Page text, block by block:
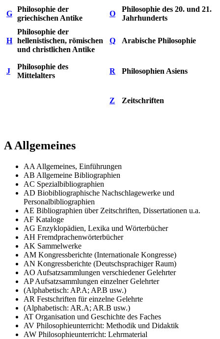
G
Philosophie der
griechischen Antike
O
Philosophie des 20. und 21.
Jahrhunderts
H
Philosophie der
hellenistischen, römischen
und christlichen Antike
Q Arabische Philosophie
J
Philosophie des
Mittelalters
R Philosophien Asiens
Z Zeitschriften
A Allgemeines
AA Allgemeines, Einführungen
AB Allgemeine Bibliographien
AC Spezialbibliographien
AD Biobibliographische Nachschlagewerke und
Personalbibliographien
AE Bibliographien über Zeitschriften, Dissertationen u.a.
AF Kataloge
AG Enzyklopädien, Lexika und Wörterbücher
AH Fremdprachenwörterbücher
AK Sammelwerke
AM Kongressberichte (Internationale Kongresse)
AN Kongressberichte (Deutschsprachiger Raum)
AO Aufsatzsammlungen verschiedener Gelehrter
AP Aufsatzsammlungen einzelner Gelehrter
(Alphabetisch: AP.A; AP.B usw.)
AR Festschriften für einzelne Gelehrte
(Alphabetisch: AR.A; AR.B usw.)
AT Organisation und Geschichte des Faches
AV Philosophieunterricht: Methodik und Didaktik
AW Philosophieunterricht: Lehrmaterial